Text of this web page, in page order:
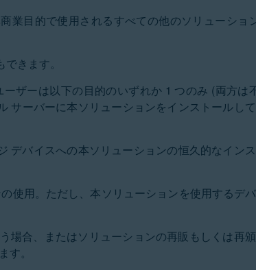
業目的で使用されるすべての他のソリューショ
きます。
ザーは以下の目的のいずれか 1 つのみ (両方は
サーバーに本ソリューションをインストールし
デバイスへの本ソリューションの恒久的なイン
使用。ただし、本ソリューションを使用するデ
場合、またはソリューションの再販もしくは再
。